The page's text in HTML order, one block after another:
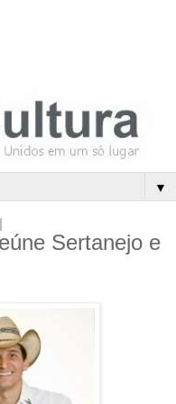
▼
Sertanejo e